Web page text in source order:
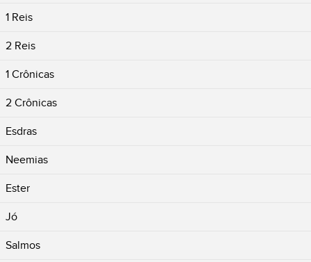
1 Reis
2 Reis
1 Crônicas
2 Crônicas
Esdras
Neemias
Ester
Jó
Salmos